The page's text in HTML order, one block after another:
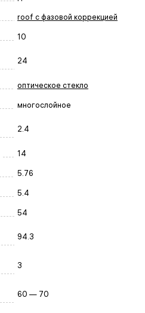
roof с фазовой коррекцией
10
24
оптическое стекло
многослойное
2.4
14
5.76
5.4
54
94.3
3
60 — 70